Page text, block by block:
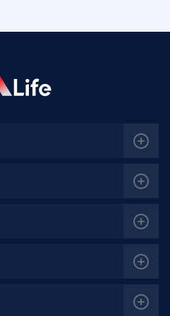
için hangi cihazlar
erir mi?